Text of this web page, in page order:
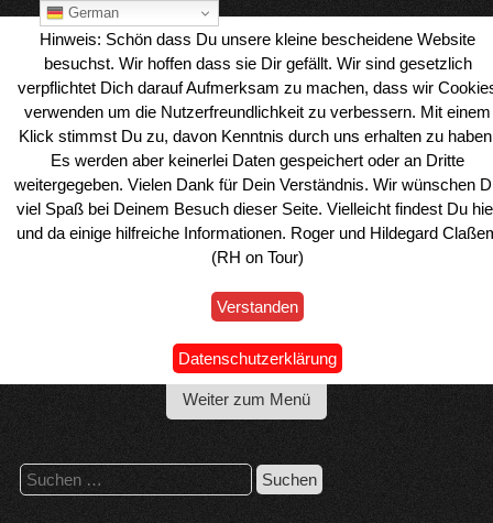
content
Wohnmobil Reiseblog Roger & Hilde
Weiter zum Menü
Suchen
nach:
Hinweis: Schön dass Du unsere kleine bescheidene Website
besuchst. Wir hoffen dass sie Dir gefällt. Wir sind gesetzlich
verpflichtet Dich darauf Aufmerksam zu machen, dass wir
verwenden um die Nutzerfreundlichkeit zu verbessern. Mit einem
Klick stimmst Du zu, davon Kenntnis durch uns erhalten zu
Es werden aber keinerlei Daten gespeichert oder an Dritte
weitergegeben. Vielen Dank für Dein Verständnis. Wir wünschen
viel Spaß bei Deinem Besuch dieser Seite. Vielleicht findest Du
und da einige hilfreiche Informationen. Roger und Hildegard
(RH on Tour)
Verstanden
Datenschutzerklärung
German